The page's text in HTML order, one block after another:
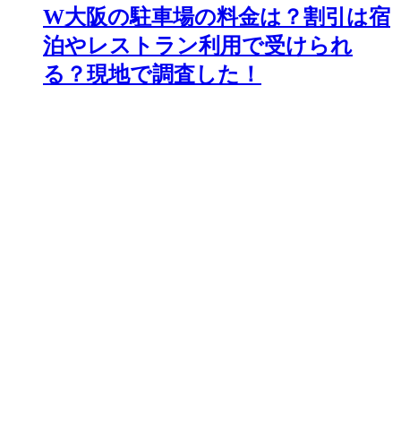
W大阪の駐車場の料金は？割引は宿
泊やレストラン利用で受けられ
る？現地で調査した！